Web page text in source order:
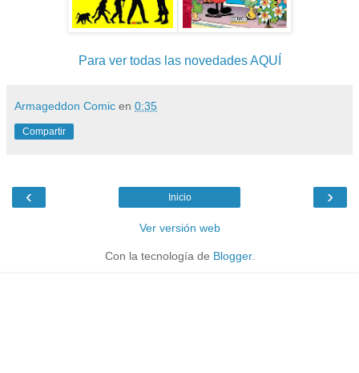
Para ver todas las novedades AQUÍ
Armageddon Comic en 0:35
Compartir
‹ ›
Inicio
Ver versión web
Con la tecnología de Blogger.